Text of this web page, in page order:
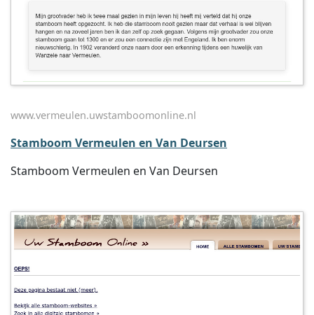
www.vermeulen.uwstamboomonline.nl
Stamboom Vermeulen en Van Deursen
Stamboom Vermeulen en Van Deursen